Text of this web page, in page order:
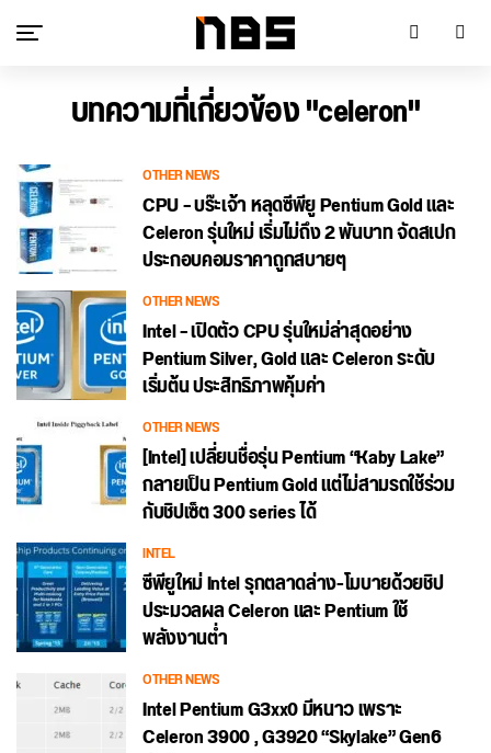
บทความที่เกี่ยวข้อง "celeron"
OTHER NEWS
CPU – บร๊ะเจ้า หลุดซีพียู Pentium Gold และ
Celeron รุ่นใหม่ เริ่มไม่ถึง 2 พันบาท จัดสเปก
ประกอบคอมราคาถูกสบายๆ
OTHER NEWS
Intel – เปิดตัว CPU รุ่นใหม่ล่าสุดอย่าง
Pentium Silver, Gold และ Celeron ระดับ
เริ่มต้น ประสิทธิภาพคุ้มค่า
OTHER NEWS
[Intel] เปลี่ยนชื่อรุ่น Pentium “Kaby Lake”
กลายเป็น Pentium Gold แต่ไม่สามรถใช้ร่วม
กับชิปเซ็ต 300 series ได้
INTEL
ซีพียูใหม่ Intel รุกตลาดล่าง-โมบายด้วยชิป
ประมวลผล Celeron และ Pentium ใช้
พลังงานต่ำ
OTHER NEWS
Intel Pentium G3xx0 มีหนาว เพราะ
Celeron 3900 , G3920 “Skylake” Gen6